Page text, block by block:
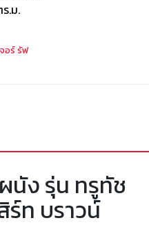
.ม.
อร์ รัฟ
ง รุ่น ทรูทัช
ท บราวน์